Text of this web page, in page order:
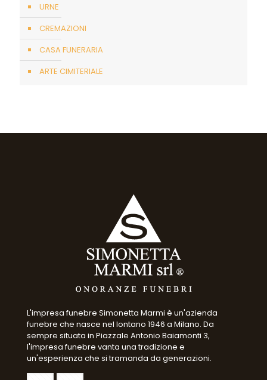
URNE
CREMAZIONI
CASA FUNERARIA
ARTE CIMITERIALE
L'impresa funebre Simonetta Marmi è un'azienda
funebre che nasce nel lontano 1946 a Milano. Da
sempre situata in Piazzale Antonio Baiamonti 3,
l'impresa funebre vanta una tradizione e
un'esperienza che si tramanda da generazioni.